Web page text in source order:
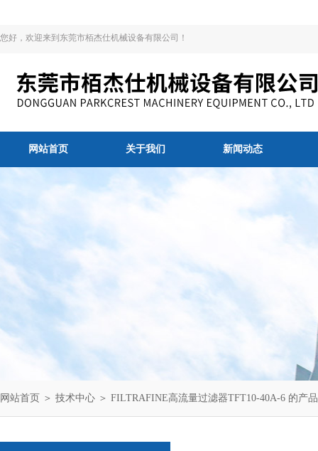
您好，欢迎来到东莞市栢杰仕机械设备有限公司！
网站首页 关于我们 新闻动态
网站首页 ＞ 技术中心 ＞ FILTRAFINE高流量过滤器TFT10-40A-6 的产